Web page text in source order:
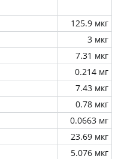
125.9 мкг
3 мкг
7.31 мкг
0.214 мг
7.43 мкг
0.78 мкг
0.0663 мг
23.69 мкг
5.076 мкг